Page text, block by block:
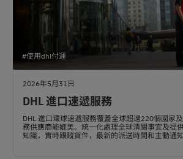
#使用dhl付運
2026年5月31日
DHL 進口速遞服務
DHL 進口環球速遞服務覆蓋全球超過220個國家
務供應商能媲美。統一化處理全球清關事宜及提
知識，實時跟蹤貨件，最新的派送時間和主動通知